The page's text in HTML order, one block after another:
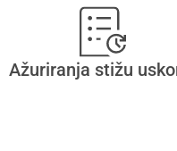
Ažuriranja stižu